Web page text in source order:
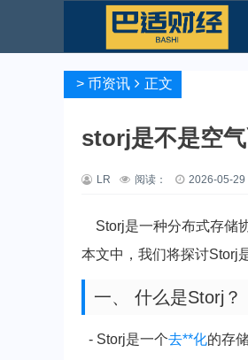
> 币资讯 正文
storj是不是空
LR 阅读： 2026-05-29
Storj是一种分布式存储
本文中，我们将探讨Storj
一、 什么是Storj？
- Storj是一个去**化的存